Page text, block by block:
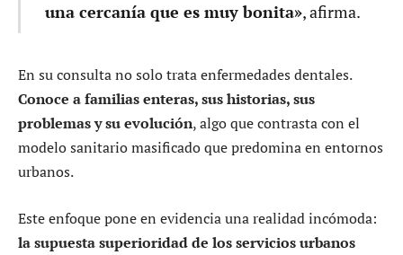
una cercanía que es muy bonita», afirma.
En su consulta no solo trata enfermedades dentales.
Conoce a familias enteras, sus historias, sus
problemas y su evolución, algo que contrasta con el
modelo sanitario masificado que predomina en entornos
urbanos.
Este enfoque pone en evidencia una realidad incómoda:
la supuesta superioridad de los servicios urbanos